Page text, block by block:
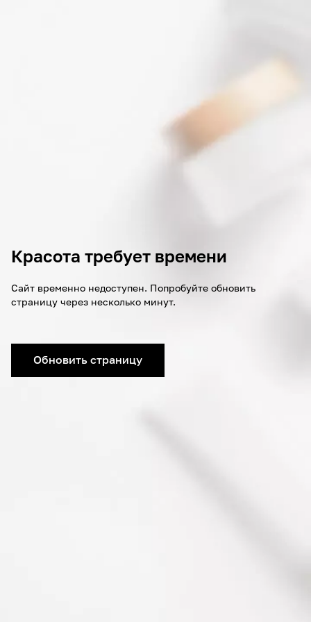
Красота требует времени
Сайт временно недоступен. Попробуйте обновить
страницу через несколько минут.
Обновить страницу